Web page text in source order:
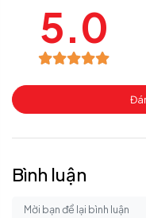
5.0
Bình luận